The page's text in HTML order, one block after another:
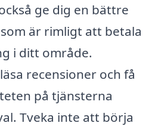
ge dig en bättre
är rimligt att betala
i ditt område.
recensioner och få
på tjänsterna
Tveka inte att börja